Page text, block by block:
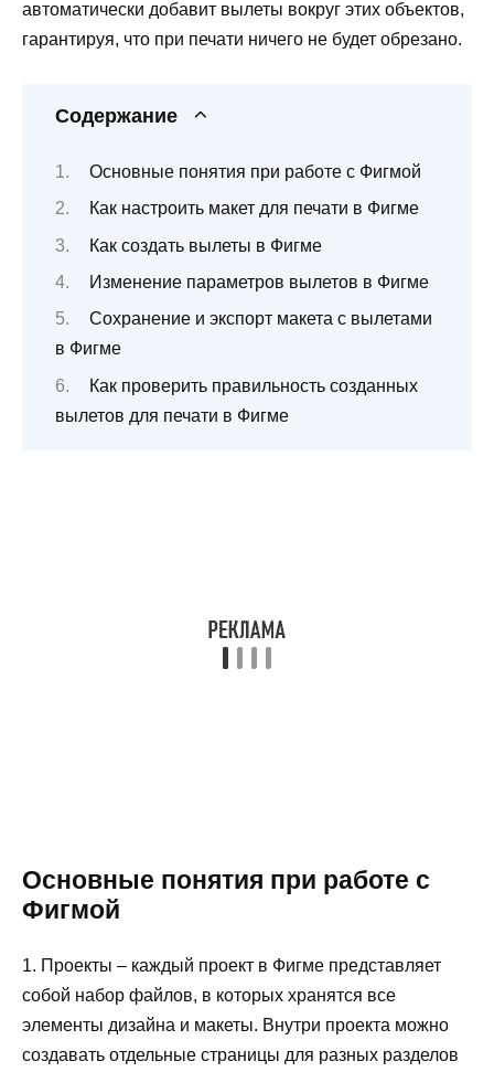
автоматически добавит вылеты вокруг этих объектов,
гарантируя, что при печати ничего не будет обрезано.
Содержание
Основные понятия при работе с Фигмой
Как настроить макет для печати в Фигме
Как создать вылеты в Фигме
Изменение параметров вылетов в Фигме
Сохранение и экспорт макета с вылетами
в Фигме
Как проверить правильность созданных
вылетов для печати в Фигме
Основные понятия при работе с
Фигмой
1. Проекты – каждый проект в Фигме представляет
собой набор файлов, в которых хранятся все
элементы дизайна и макеты. Внутри проекта можно
создавать отдельные страницы для разных разделов